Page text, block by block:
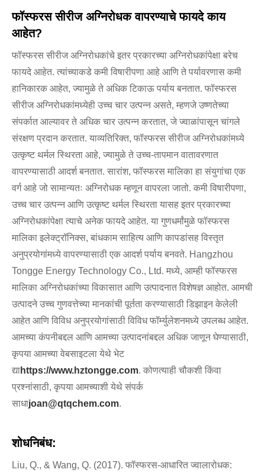
फॉस्फरस सीरीज अग्निरोधक वापरण्याचे फायदे काय
आहेत?
फॉस्फरस सीरीज अग्निरोधकांचे इतर प्रकारच्या अग्निरोधकांपेक्षा बरेच
फायदे आहेत. त्यांच्याकडे कमी विषारीपणा आहे आणि ते पर्यावरणास कमी
हानिकारक आहेत, ज्यामुळे ते अधिक टिकाऊ पर्याय बनतात. फॉस्फरस
सीरीज अग्निरोधकांमध्येही उच्च चार उत्पन्न असते, म्हणजे उष्णतेच्या
संपर्कात आल्यावर ते अधिक चार उत्पन्न करतात, जे ज्वाळांपासून चांगले
संरक्षण प्रदान करतात. याव्यतिरिक्त, फॉस्फरस सीरीज अग्निरोधकांमध्ये
उत्कृष्ट थर्मल स्थिरता आहे, ज्यामुळे ते उच्च-तापमान वातावरणात
वापरण्यासाठी आदर्श बनतात. सारांश, फॉस्फरस मालिका हा संयुगांचा एक
वर्ग आहे जो सामान्यतः अग्निरोधक म्हणून वापरला जातो. कमी विषारीपणा,
उच्च चार उत्पन्न आणि उत्कृष्ट थर्मल स्थिरता यासह इतर प्रकारच्या
अग्निरोधकांपेक्षा त्याचे अनेक फायदे आहेत. या गुणधर्मांमुळे फॉस्फरस
मालिका इलेक्ट्रॉनिक्स, बांधकाम साहित्य आणि कापडांसह विस्तृत
अनुप्रयोगांमध्ये वापरण्यासाठी एक आदर्श पर्याय बनवते. Hangzhou
Tongge Energy Technology Co., Ltd. मध्ये, आम्ही फॉस्फरस
मालिका अग्निरोधकांच्या विकासात आणि उत्पादनात विशेषज्ञ आहोत. आमची
उत्पादने उच्च गुणवत्तेच्या मानकांची पूर्तता करण्यासाठी डिझाइन केलेली
आहेत आणि विविध अनुप्रयोगांसाठी विविध फॉर्म्युलेशनमध्ये उपलब्ध आहेत.
आमच्या कंपनीबद्दल आणि आमच्या उत्पादनांबद्दल अधिक जाणून घेण्यासाठी,
कृपया आमच्या वेबसाइटला येथे भेट
द्याhttps://www.hztongge.com. कोणत्याही चौकशी किंवा
प्रश्नांसाठी, कृपया आमच्याशी येथे संपर्क
साधाjoan@qtqchem.com.
शोधनिबंध:
Liu, Q., & Wang, Q. (2017). फॉस्फरस-आधारित ज्वालारोधक: